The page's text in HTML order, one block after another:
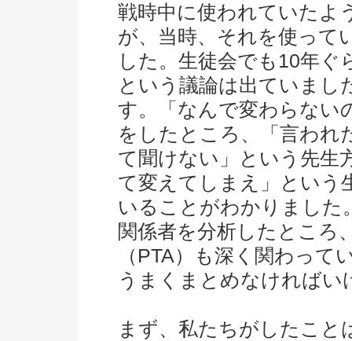
戦時中に使われていたよ
が、当時、それを使って
した。生徒会でも10年
という議論は出ていまし
す。「なんで変わらない
をしたところ、「言われ
て聞けない」という先生
て変えてしまえ」という
いることがわかりました
関係者を分析したところ
（PTA）も深く関わっ
うまくまとめなければい
まず、私たちがしたこと